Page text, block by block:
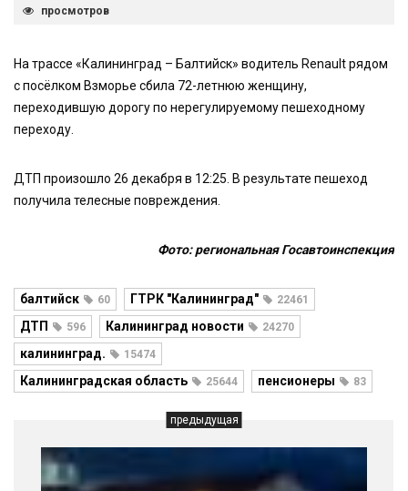
просмотров
На трассе «Калининград – Балтийск» водитель Renault рядом
с посёлком Взморье сбила 72-летнюю женщину,
переходившую дорогу по нерегулируемому пешеходному
переходу.
ДТП произошло 26 декабря в 12:25. В результате пешеход
получила телесные повреждения.
Фото: региональная Госавтоинспекция
балтийск 60 ГТРК "Калининград" 22461
ДТП 596 Калининград новости 24270
калининград. 15474
Калининградская область 25644 пенсионеры 83
предыдущая